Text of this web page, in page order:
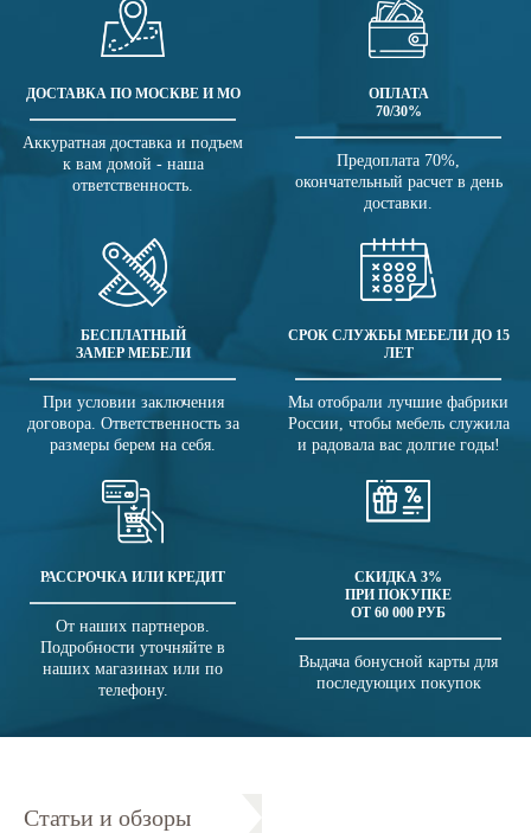
ДОСТАВКА ПО МОСКВЕ И МО
Аккуратная доставка и подъем
к вам домой - наша
ответственность.
ОПЛАТА
70/30%
Предоплата 70%,
окончательный расчет в день
доставки.
БЕСПЛАТНЫЙ
ЗАМЕР МЕБЕЛИ
При условии заключения
договора. Ответственность за
размеры берем на себя.
СРОК СЛУЖБЫ МЕБЕЛИ ДО 15
ЛЕТ
Мы отобрали лучшие фабрики
России, чтобы мебель служила
и радовала вас долгие годы!
РАССРОЧКА ИЛИ КРЕДИТ
От наших партнеров.
Подробности уточняйте в
наших магазинах или по
телефону.
СКИДКА 3%
ПРИ ПОКУПКЕ
ОТ 60 000 РУБ
Выдача бонусной карты для
последующих покупок
Статьи и обзоры